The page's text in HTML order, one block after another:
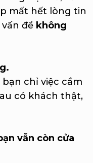
mất hết lòng tin
đề không
chỉ việc cầm
có khách thật,
vẫn còn cửa